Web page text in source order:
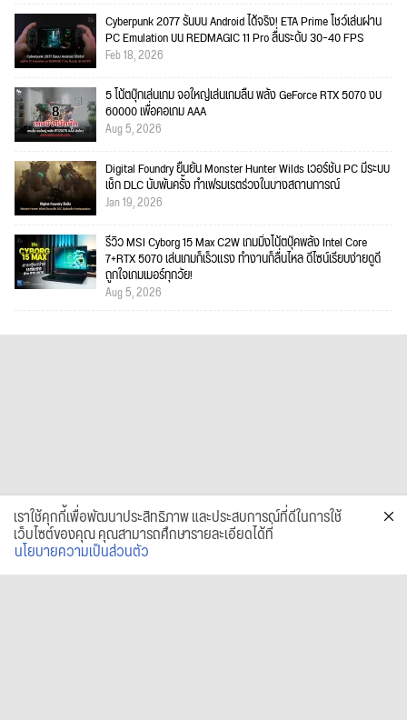
Cyberpunk 2077 รันบน Android ได้จริง! ETA Prime โชว์เล่นผ่าน
PC Emulation บน REDMAGIC 11 Pro ลื่นระดับ 30–40 FPS
Feb 18, 2026
5 โน้ตบุ๊กเล่นเกม จอใหญ่เล่นเกมลื่น พลัง GeForce RTX 5070 งบ
60000 เพื่อคอเกม AAA
Aug 5, 2026
Digital Foundry ยืนยัน Monster Hunter Wilds เวอร์ชัน PC มีระบบ
เช็ก DLC นับพันครั้ง ทำเฟรมเรตร่วงในบางสถานการณ์
Jan 19, 2026
รีวิว MSI Cyborg 15 Max C2W เกมมิ่งโน้ตบุ๊คพลัง Intel Core
7+RTX 5070 เล่นเกมก็เร็วแรง ทำงานก็ลื่นไหล ดีไซน์เรียบง่ายดูดี
ถูกใจเกมเมอร์ทุกวัย!
Aug 5, 2026
เราใช้คุกกี้เพื่อพัฒนาประสิทธิภาพ และประสบการณ์ที่ดีในการใช้
เว็บไซต์ของคุณ คุณสามารถศึกษารายละเอียดได้ที่
นโยบายความเป็นส่วนตัว